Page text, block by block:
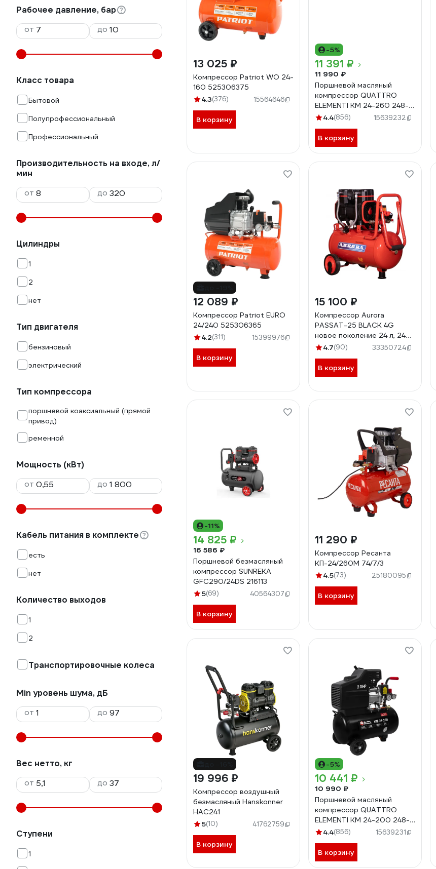
Рабочее давление, бар
от
до
Класс товара
Бытовой
Полупрофессиональный
Профессиональный
Производительность на входе, л/
мин
от
до
Цилиндры
1
2
нет
Тип двигателя
бензиновый
электрический
Тип компрессора
поршневой коаксиальный (прямой
привод)
ременной
Мощность (кВт)
от
до
Кабель питания в комплекте
есть
нет
Количество выходов
1
2
Транспортировочные колеса
Min уровень шума, дБ
от
до
Вес нетто, кг
от
до
Ступени
1
13 025 ₽
Компрессор Patriot WO 24-
160 525306375
4.3(376) 15564646
В корзину
-5%
11 391 ₽
11 990 ₽
Поршневой масляный
компрессор QUATTRO
ELEMENTI KM 24-260 248-
4814.4(856) 15639232
В корзину
12 089 ₽
Компрессор Patriot EURO
24/240 525306365
4.2(311) 15399976
В корзину
15 100 ₽
Компрессор Aurora
PASSAT-25 BLACK 4G
новое поколение 24 л, 249
л/мин, 1.45 кВт 38253
4.7(90) 33350724
В корзину
-11%
14 825 ₽
16 586 ₽
Поршневой безмасляный
компрессор SUNREKA
GFC290/24DS 216113
5(69) 40564307
В корзину
11 290 ₽
Компрессор Ресанта
КП-24/260М 74/7/3
4.5(73) 25180095
В корзину
19 996 ₽
Компрессор воздушный
безмасляный Hanskonner
HAC241
5(10) 41762759
В корзину
-5%
10 441 ₽
10 990 ₽
Поршневой масляный
компрессор QUATTRO
ELEMENTI KM 24-200 248-
4674.4(856) 15639231
В корзину